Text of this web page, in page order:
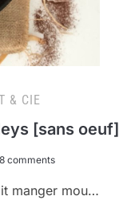
& CIE
[sans oeuf]
8 comments
manger mou…